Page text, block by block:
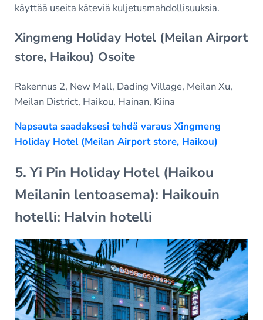
käyttää useita käteviä kuljetusmahdollisuuksia.
Xingmeng Holiday Hotel (Meilan Airport
store, Haikou) Osoite
Rakennus 2, New Mall, Dading Village, Meilan Xu,
Meilan District, Haikou, Hainan, Kiina
Napsauta saadaksesi tehdä varaus Xingmeng
Holiday Hotel (Meilan Airport store, Haikou)
5. Yi Pin Holiday Hotel (Haikou
Meilanin lentoasema): Haikouin
hotelli: Halvin hotelli